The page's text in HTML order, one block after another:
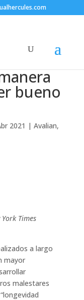
bueno
2021 | Avalian,
York Times
a largo
mayor
malestares